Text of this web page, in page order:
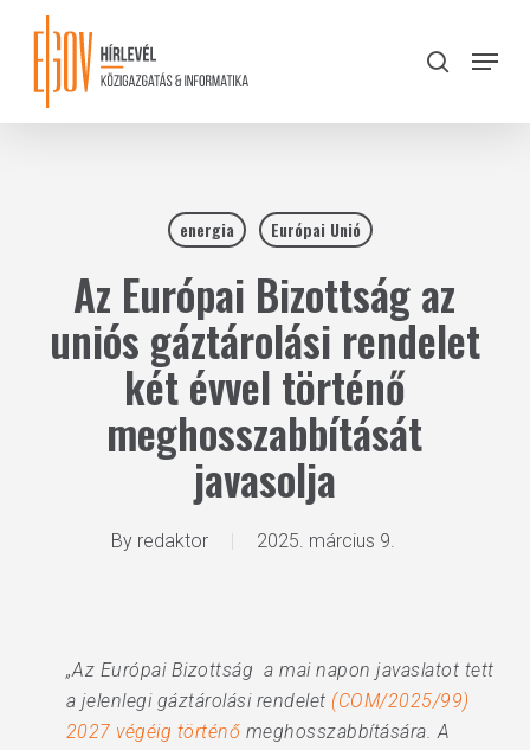
content
search
Menu
energia Európai Unió
Az Európai Bizottság az
uniós gáztárolási rendelet
két évvel történő
meghosszabbítását
javasolja
By redaktor 2025. március 9.
„Az Európai Bizottság a mai napon javaslatot tett
a jelenlegi gáztárolási rendelet (COM/2025/99)
2027 végéig történő meghosszabbítására. A
Close